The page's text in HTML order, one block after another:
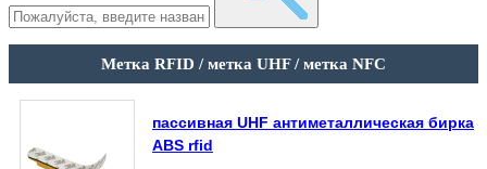
Метка RFID / метка UHF / метка NFC
пассивная UHF антиметаллическая бирка
ABS rfid